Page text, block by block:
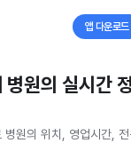
앱 다운로드
원의 실시간
원의 위치, 영업시간, 전